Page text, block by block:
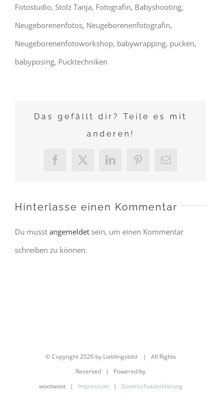
Fotostudio, Stolz Tanja, Fotografin, Babyshooting,
Neugeborenenfotos, Neugeborenenfotografin,
Neugeborenenfotoworkshop, babywrapping, pucken,
babyposing, Pucktechniken
Das gefällt dir? Teile es mit
anderen!
Facebook
X LinkedInPinterest
E-
Hinterlasse einen Kommentar
Du musst angemeldet sein, um einen Kommentar
schreiben zu können.
© Copyright2026 by Lieblingsbild | All Rights
Reserved | Powered by
wootwoot | Impressum | Datenschutzerklärung